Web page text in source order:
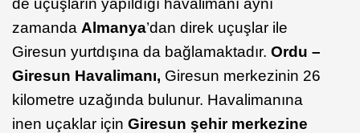
zamanda Almanya’dan direk uçuşlar ile
Giresun yurtdışına da bağlamaktadır. Ordu –
Giresun Havalimanı, Giresun merkezinin 26
kilometre uzağında bulunur. Havalimanına
inen uçaklar için Giresun şehir merkezine